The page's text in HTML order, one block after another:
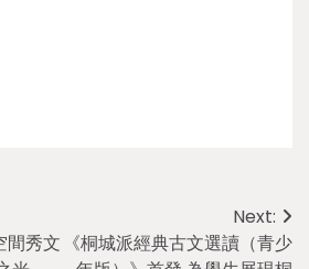
間秀文
Next:
《桐城派經典古文選讀（青少